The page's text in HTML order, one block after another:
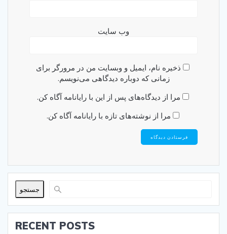
وب‌ سایت
ذخیره نام، ایمیل و وبسایت من در مرورگر برای
زمانی که دوباره دیدگاهی می‌نویسم.
مرا از دیدگاه‌های پس از این با رایانامه آگاه کن.
مرا از نوشته‌های تازه با رایانامه آگاه کن.
جستجو
RECENT POSTS